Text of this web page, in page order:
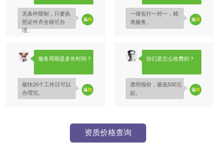
无条件限制，只要执
照证件齐全就可办
理。
一律实行一对一，精
准服务。
服务周期是多长时间？
最快20个工作日可以
办理完。
你们是怎么收费的？
透明报价，最低500元
起。
资质价格查询